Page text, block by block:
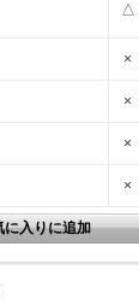
△
×
×
×
×